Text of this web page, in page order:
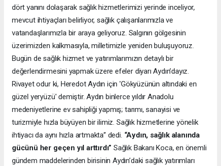
dört yanını dolaşarak sağlık hizmetlerimizi yerinde inceliyor,
mevcut ihtiyaçları belirliyor, sağlık çalışanlarımızla ve
vatandaşlarımızla bir araya geliyoruz. Salgının gölgesinin
üzerimizden kalkmasıyla, milletimizle yeniden buluşuyoruz.
Bugün de sağlık hizmet ve yatırımlarımızın detaylı bir
değerlendirmesini yapmak üzere efeler diyarı Aydın’dayız.
Rivayet odur ki, Heredot Aydın için 'Gökyüzünün altındaki en
güzel yeryüzü' demiştir. Aydın binlerce yıldır Anadolu
medeniyetlerine ev sahipliği yapmış; tarımı, sanayisi ve
turizmiyle hızla büyüyen bir ilimiz. Sağlık hizmetlerine yönelik
ihtiyacı da aynı hızla artmakta” dedi. “Aydın, sağlık alanında
gücünü her geçen yıl arttırdı” Sağlık Bakanı Koca, en önemli
gündem maddelerinden birisinin Aydın’daki sağlık yatırımları